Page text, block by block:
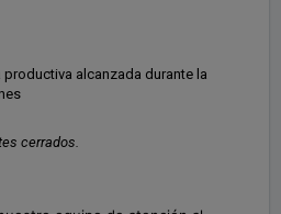
alcanzada durante la
cerrados.